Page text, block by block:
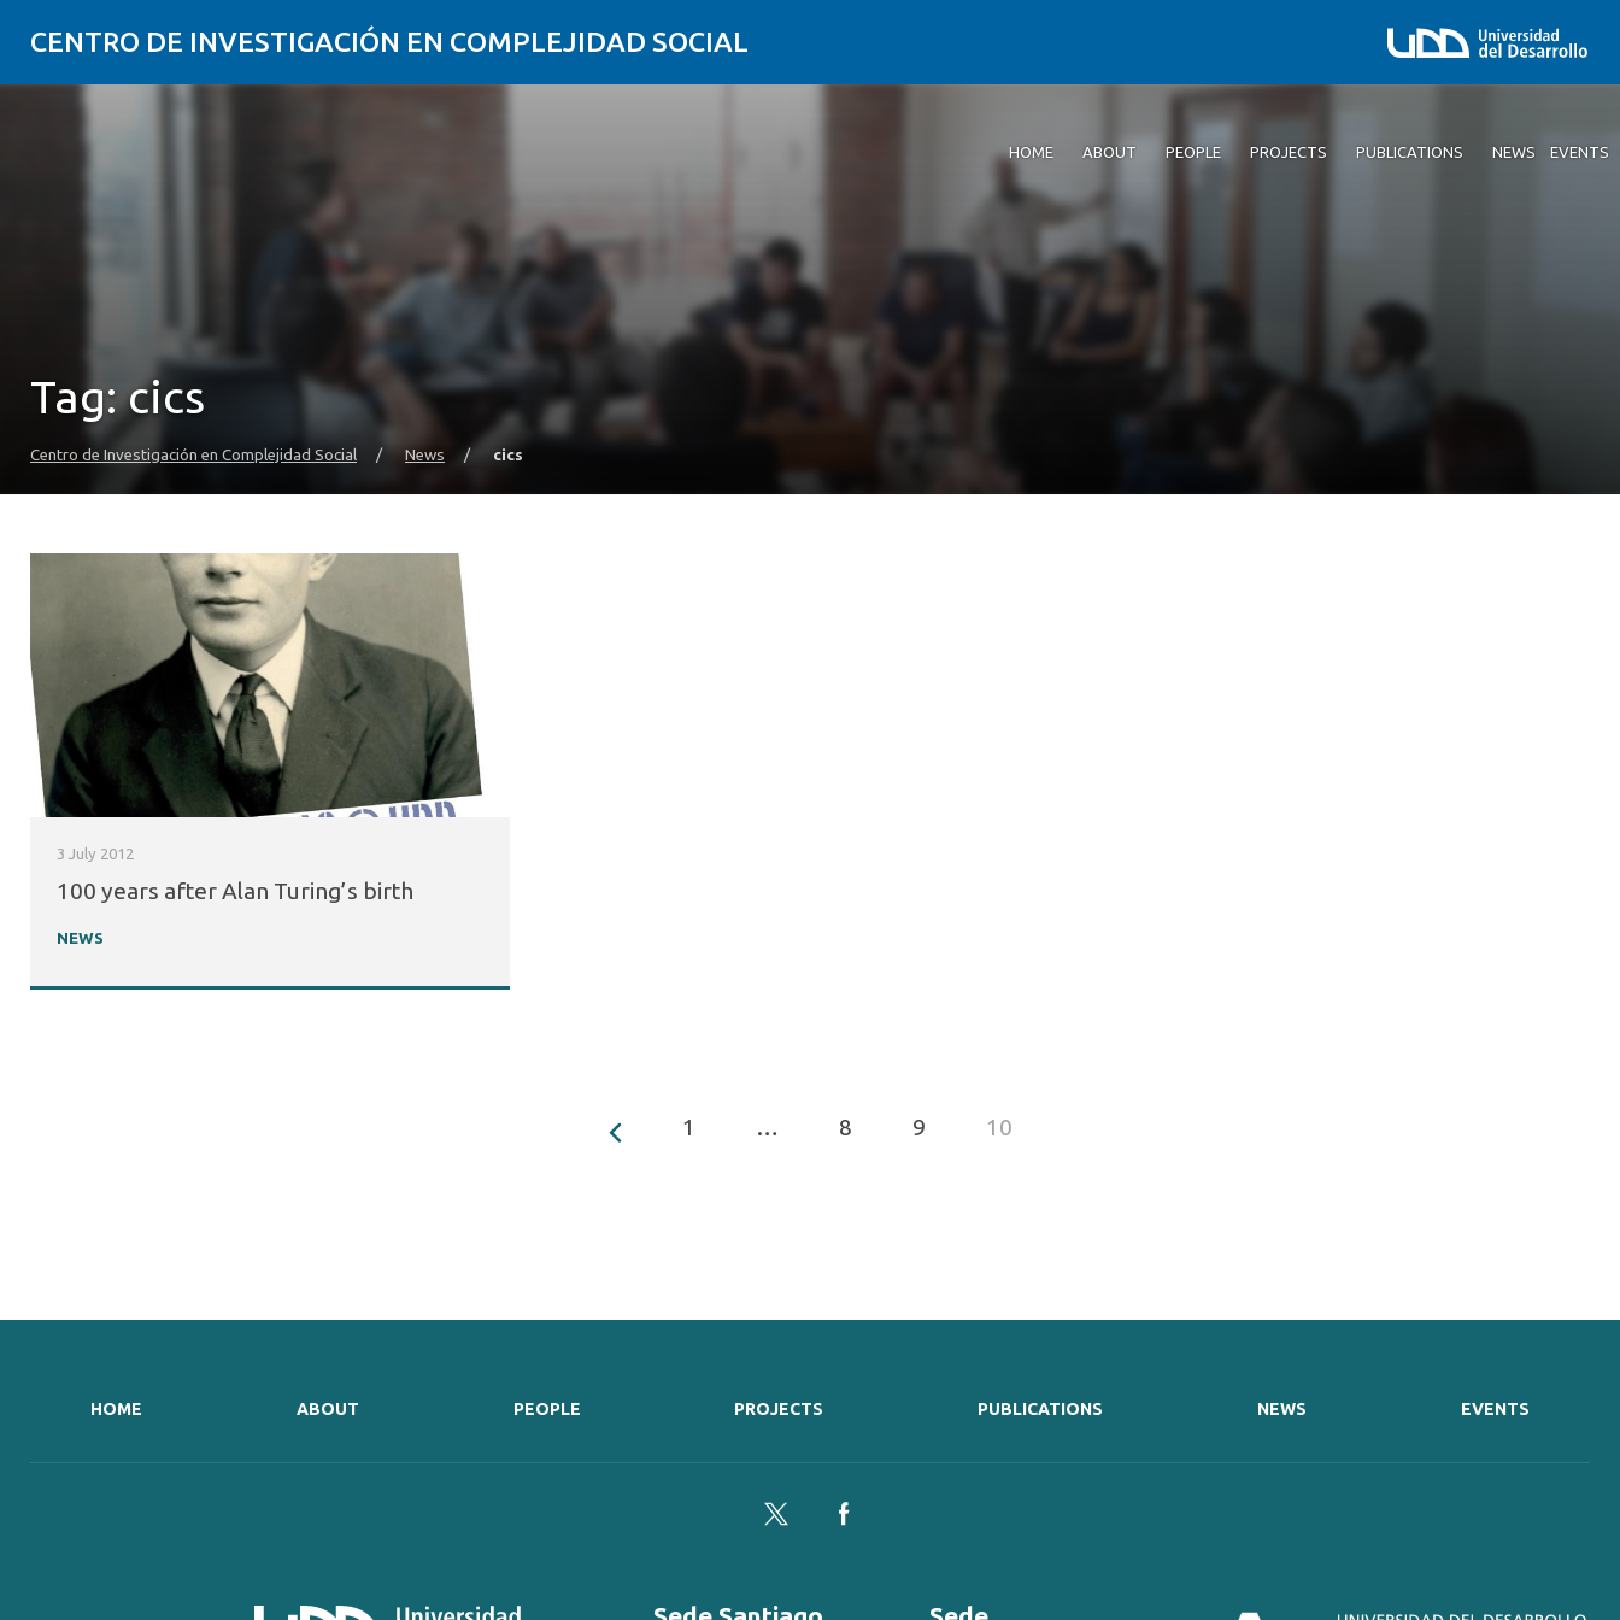
CENTRO DE INVESTIGACIÓN EN COMPLEJIDAD SOCIAL
HOME ABOUT PEOPLE PROJECTS PUBLICATIONS NEWS EVENTS
Tag:cics
Centro de Investigación en Complejidad Social / News / cics
3 July 2012
100 years after Alan Turing’s birth
NEWS
1 … 8 9 10
HOME ABOUT PEOPLE PROJECTS PUBLICATIONS NEWS EVENTS
Twitter Facebook